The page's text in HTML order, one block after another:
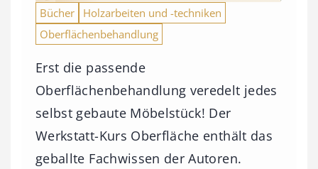
Bücher
Holzarbeiten und -techniken
Oberflächenbehandlung
Erst die passende
Oberflächenbehandlung veredelt jedes
selbst gebaute Möbelstück! Der
Werkstatt-Kurs Oberfläche enthält das
geballte Fachwissen der Autoren.